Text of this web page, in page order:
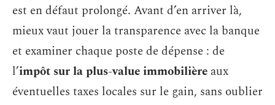
est en défaut prolongé. Avant d’en arriver là,
mieux vaut jouer la transparence avec la banque
et examiner chaque poste de dépense : de
l’impôt sur la plus-value immobilière aux
éventuelles taxes locales sur le gain, sans oublier